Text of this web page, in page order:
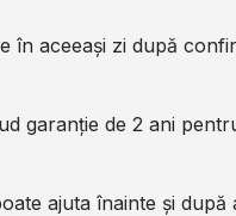
în aceeași zi după
garanție de 2 ani
ajuta înainte și după